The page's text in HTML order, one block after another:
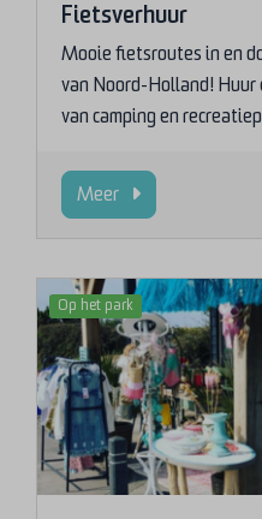
Fietsverhuur
Mooie fietsroutes in en
van Noord-Holland!
van camping en
Meer
Op het park